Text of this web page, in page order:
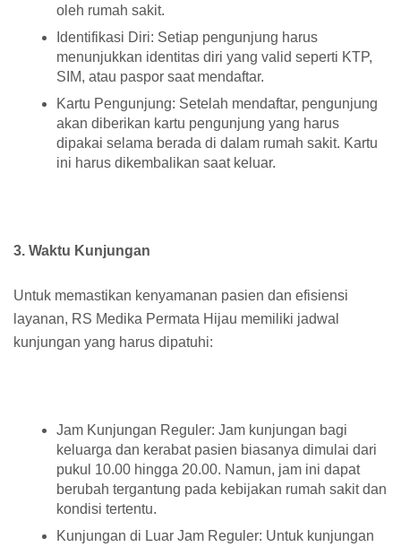
oleh rumah sakit.
Identifikasi Diri: Setiap pengunjung harus
menunjukkan identitas diri yang valid seperti KTP,
SIM, atau paspor saat mendaftar.
Kartu Pengunjung: Setelah mendaftar, pengunjung
akan diberikan kartu pengunjung yang harus
dipakai selama berada di dalam rumah sakit. Kartu
ini harus dikembalikan saat keluar.
3. Waktu Kunjungan
Untuk memastikan kenyamanan pasien dan efisiensi
layanan, RS Medika Permata Hijau memiliki jadwal
kunjungan yang harus dipatuhi:
Jam Kunjungan Reguler: Jam kunjungan bagi
keluarga dan kerabat pasien biasanya dimulai dari
pukul 10.00 hingga 20.00. Namun, jam ini dapat
berubah tergantung pada kebijakan rumah sakit dan
kondisi tertentu.
Kunjungan di Luar Jam Reguler: Untuk kunjungan